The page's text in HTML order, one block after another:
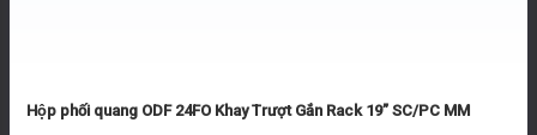
Hộp phối quang ODF 24FO Khay Trượt Gắn Rack 19” SC/PC MM